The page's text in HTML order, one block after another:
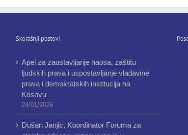
Skorašnji postovi
Apel za zaustavljanje haosa, zaštitu
ljudskih prava i uspostavljanje vladavine
prava i demokratskih institucija na
Kosovu
24/01/2026
Dušan Janjic, Koordinator Foruma za